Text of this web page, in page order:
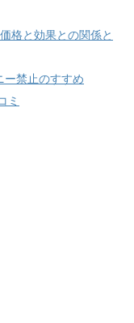
格と効果との関係と
禁止のすすめ
ミ